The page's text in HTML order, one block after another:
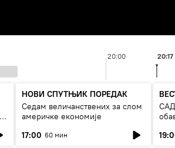
20:00 20:17
НОВИ СПУТЊИК ПОРЕДАК
Седам величанствених за слом
америчке економије
17:00 60 мин
САД